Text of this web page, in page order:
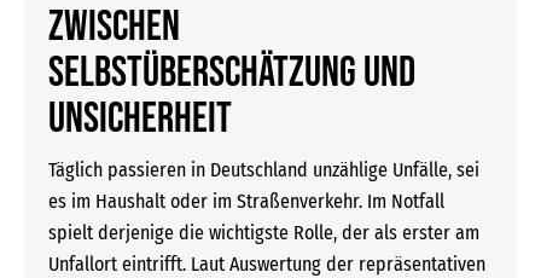
Zwischen
Selbstüberschätzung und
Unsicherheit
Täglich passieren in Deutschland unzählige Unfälle, sei
es im Haushalt oder im Straßenverkehr. Im Notfall
spielt derjenige die wichtigste Rolle, der als erster am
Unfallort eintrifft. Laut Auswertung der repräsentativen